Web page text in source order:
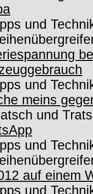
und
und
meins
und
und
auf einem
und